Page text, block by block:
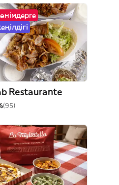
Restaurante
(95)